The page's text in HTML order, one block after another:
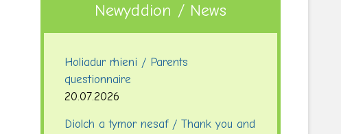
Newyddion / News
Holiadur rhieni / Parents
questionnaire
20.07.2026
Diolch a tymor nesaf / Thank you and